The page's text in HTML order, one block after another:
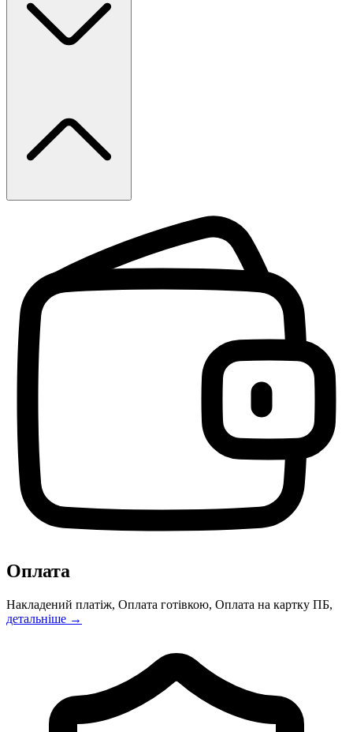
Оплата
Накладений платіж, Оплата готівкою, Оплата на картку ПБ,
детальніше →